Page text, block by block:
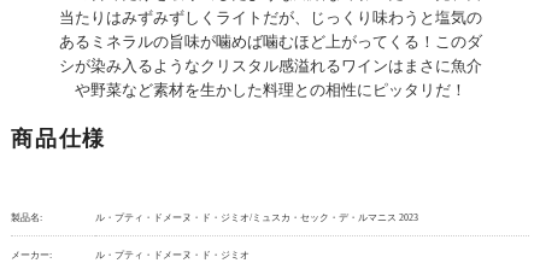
当たりはみずみずしくライトだが、じっくり味わうと塩気の
あるミネラルの旨味が噛めば噛むほど上がってくる！このダ
シが染み入るようなクリスタル感溢れるワインはまさに魚介
や野菜など素材を生かした料理との相性にピッタリだ！
商品仕様
製品名: ル・プティ・ドメーヌ・ド・ジミオ/ミュスカ・セック・デ・ルマニス 2023
メーカー: ル・プティ・ドメーヌ・ド・ジミオ